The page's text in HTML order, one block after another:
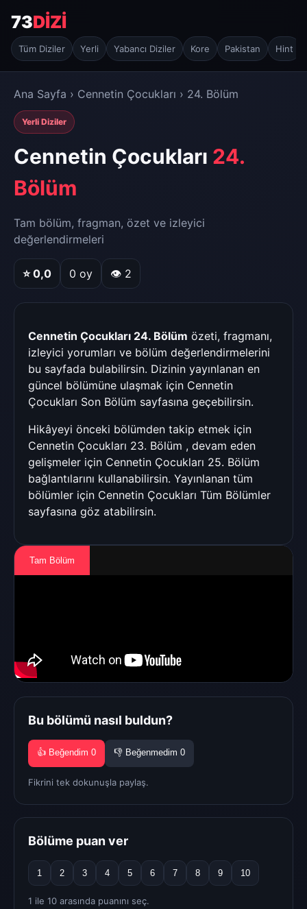
73DİZİ
Tüm Diziler Yerli Yabancı Diziler Kore Pakistan Hint
Ana Sayfa › Cennetin Çocukları › 24. Bölüm
Yerli Diziler
Cennetin Çocukları 24.
Bölüm
Tam bölüm, fragman, özet ve izleyici
değerlendirmeleri
⭐0,0 0 oy 👁 2
Cennetin Çocukları 24. Bölüm özeti, fragmanı,
izleyici yorumları ve bölüm değerlendirmelerini
bu sayfada bulabilirsin. Dizinin yayınlanan en
güncel bölümüne ulaşmak için Cennetin
Çocukları Son Bölüm sayfasına geçebilirsin.
Hikâyeyi önceki bölümden takip etmek için
Cennetin Çocukları 23. Bölüm , devam eden
gelişmeler için Cennetin Çocukları 25. Bölüm
bağlantılarını kullanabilirsin. Yayınlanan tüm
bölümler için Cennetin Çocukları Tüm Bölümler
sayfasına göz atabilirsin.
Tam Bölüm
Bu bölümü nasıl buldun?
👍 Beğendim 0 👎 Beğenmedim 0
Fikrini tek dokunuşla paylaş.
Bölüme puan ver
1 2 3 4 5 6 7 8 9 10
1 ile 10 arasında puanını seç.